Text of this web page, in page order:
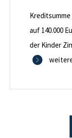
auf 140.000
der Kinder
verbilligt:
Sanierung